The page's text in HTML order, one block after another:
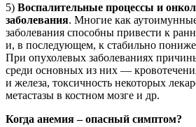
5) Воспалительные процессы и
заболевания. Многие как
заболевания способны привести к
и, в последующем, к стабильно
При опухолевых заболеваниях
среди основных из них —
и железа, токсичность некоторых
метастазы в костном мозге и др.
Когда анемия – опасный симптом?